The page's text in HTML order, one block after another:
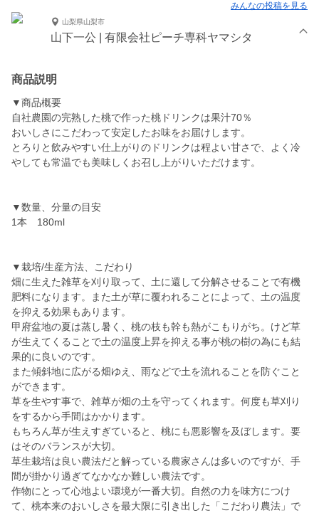
みんなの投稿を見る
山梨県山梨市
山下一公 | 有限会社ピーチ専科ヤマシタ
商品説明
▼商品概要
自社農園の完熟した桃で作った桃ドリンクは果汁70％
おいしさにこだわって安定したお味をお届けします。
とろりと飲みやすい仕上がりのドリンクは程よい甘さで、よく冷
やしても常温でも美味しくお召し上がりいただけます。
▼数量、分量の目安
1本 180ml
▼栽培/生産方法、こだわり
畑に生えた雑草を刈り取って、土に還して分解させることで有機
肥料になります。また土が草に覆われることによって、土の温度
を抑える効果もあります。
甲府盆地の夏は蒸し暑く、桃の枝も幹も熱がこもりがち。けど草
が生えてくることで土の温度上昇を抑える事が桃の樹の為にも結
果的に良いのです。
また傾斜地に広がる畑ゆえ、雨などで土を流れることを防ぐこと
ができます。
草を生やす事で、雑草が畑の土を守ってくれます。何度も草刈り
をするから手間はかかります。
もちろん草が生えすぎていると、桃にも悪影響を及ぼします。要
はそのバランスが大切。
草生栽培は良い農法だと解っている農家さんは多いのですが、手
間が掛かり過ぎてなかなか難しい農法です。
作物にとって心地よい環境が一番大切。自然の力を味方につけ
て、桃本来のおいしさを最大限に引き出した「こだわり農法」で